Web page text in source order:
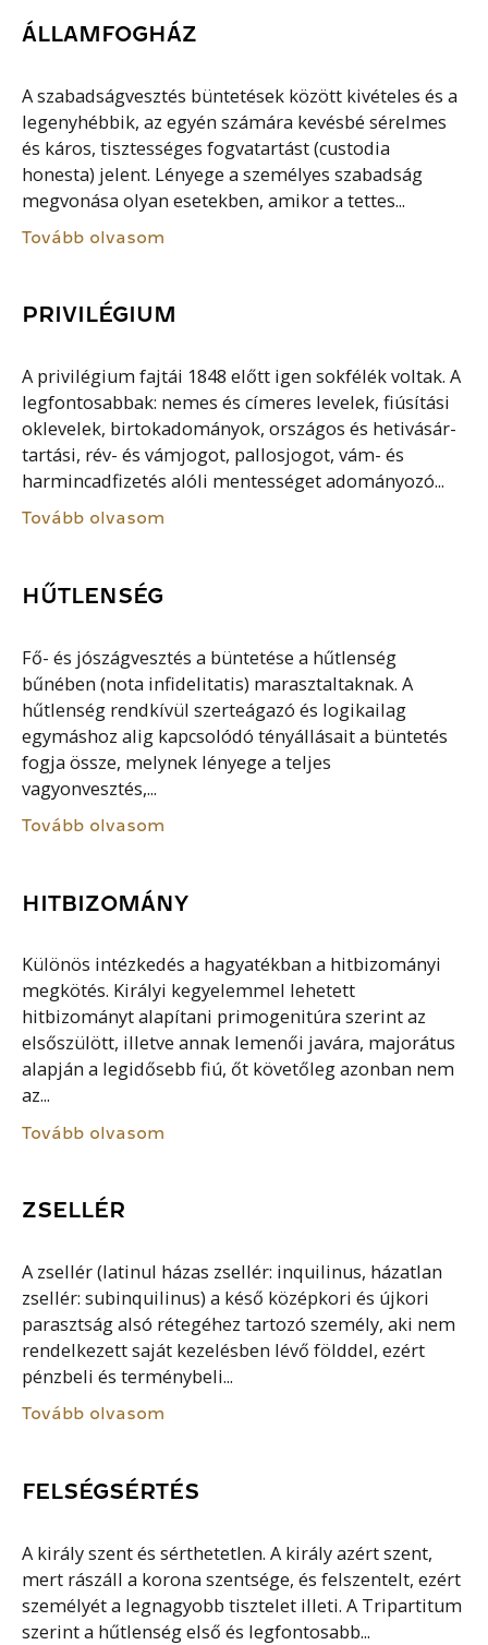
ÁLLAMFOGHÁZ
A szabadságvesztés büntetések között kivételes és a
legenyhébbik, az egyén számára kevésbé sérelmes
és káros, tisztességes fogvatartást (custodia
honesta) jelent. Lényege a személyes szabadság
megvonása olyan esetekben, amikor a tettes...
Tovább olvasom
PRIVILÉGIUM
A privilégium fajtái 1848 előtt igen sokfélék voltak. A
legfontosabbak: nemes és címeres levelek, fiúsítási
oklevelek, birtokadományok, országos és hetivásár-
tartási, rév- és vámjogot, pallosjogot, vám- és
harmincadfizetés alóli mentességet adományozó...
Tovább olvasom
HŰTLENSÉG
Fő- és jószágvesztés a büntetése a hűtlenség
bűnében (nota infidelitatis) marasztaltaknak. A
hűtlenség rendkívül szerteágazó és logikailag
egymáshoz alig kapcsolódó tényállásait a büntetés
fogja össze, melynek lényege a teljes
vagyonvesztés,...
Tovább olvasom
HITBIZOMÁNY
Különös intézkedés a hagyatékban a hitbizományi
megkötés. Királyi kegyelemmel lehetett
hitbizományt alapítani primogenitúra szerint az
elsőszülött, illetve annak lemenői javára, majorátus
alapján a legidősebb fiú, őt követőleg azonban nem
az...
Tovább olvasom
ZSELLÉR
A zsellér (latinul házas zsellér: inquilinus, házatlan
zsellér: subinquilinus) a késő középkori és újkori
parasztság alsó rétegéhez tartozó személy, aki nem
rendelkezett saját kezelésben lévő földdel, ezért
pénzbeli és terménybeli...
Tovább olvasom
FELSÉGSÉRTÉS
A király szent és sérthetetlen. A király azért szent,
mert rászáll a korona szentsége, és felszentelt, ezért
személyét a legnagyobb tisztelet illeti. A Tripartitum
szerint a hűtlenség első és legfontosabb...